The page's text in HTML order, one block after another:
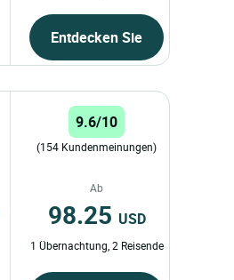
Entdecken Sie
9.6/10
(154 Kundenmeinungen)
Ab
98.25 USD
1 Übernachtung, 2 Reisende